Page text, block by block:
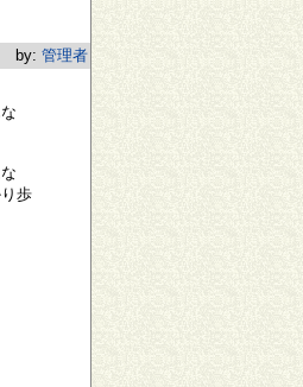
by: 管理者
歩